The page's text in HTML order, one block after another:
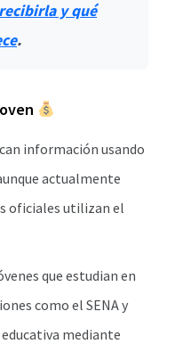
y qué
.
información usando
actualmente
oficiales utilizan el
que estudian en
como el SENA y
mediante